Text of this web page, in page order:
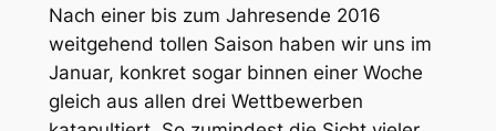
Nach einer bis zum Jahresende 2016
weitgehend tollen Saison haben wir uns im
Januar, konkret sogar binnen einer Woche
gleich aus allen drei Wettbewerben